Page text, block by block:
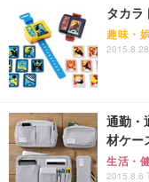
タカラ
趣味・
通勤・
材ケー
生活・
2015.8.6